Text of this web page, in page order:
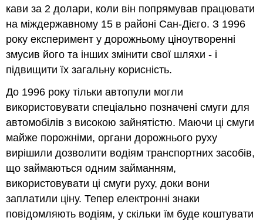
кави за 2 долари, коли він попрямував працювати
на міждержавному 15 в районі Сан-Дієго. З 1996
року експеримент у дорожньому ціноутворенні
змусив його та інших змінити свої шляхи - і
підвищити їх загальну корисність.
До 1996 року тільки автопули могли
використовувати спеціально позначені смуги для
автомобілів з високою зайнятістю. Маючи ці смуги
майже порожніми, органи дорожнього руху
вирішили дозволити водіям транспортних засобів,
що займаються одним займанням,
використовувати ці смуги руху, доки вони
заплатили ціну. Тепер електронні знаки
повідомляють водіям, у скільки їм буде коштувати